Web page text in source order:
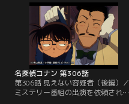
＆警視庁セレクション」にて3/14～
8/31まで配信中です。ご加入の方は
見放題ページよりご視聴ください。
／第304話 （2時間SP）揺れる警視
庁 1200万人の人質／コナンと…。
名探偵コナン 第306話
第306話 見えない容疑者（後編）／
ミステリー番組の出演を依頼された